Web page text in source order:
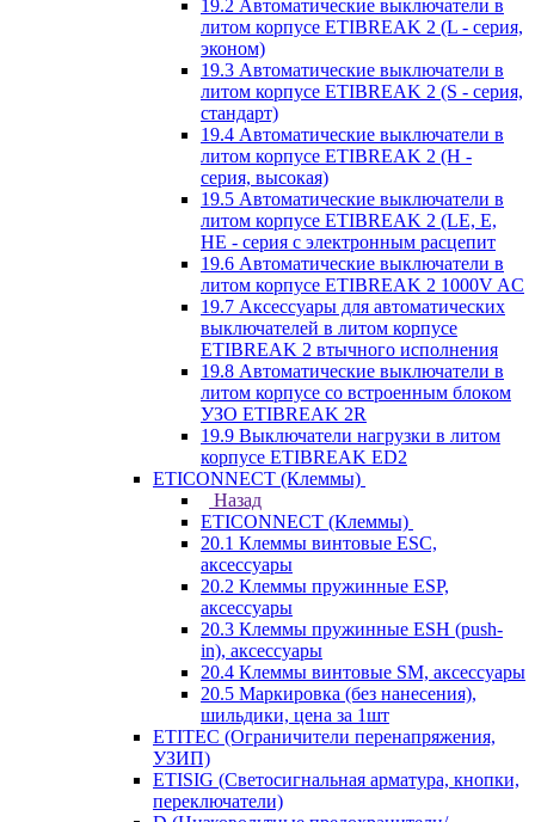
19.2 Автоматические выключатели в
литом корпусе ETIBREAK 2 (L - серия,
эконом)
19.3 Автоматические выключатели в
литом корпусе ETIBREAK 2 (S - серия,
стандарт)
19.4 Автоматические выключатели в
литом корпусе ETIBREAK 2 (H -
серия, высокая)
19.5 Автоматические выключатели в
литом корпусе ETIBREAK 2 (LE, E,
HE - серия с электронным расцепит
19.6 Автоматические выключатели в
литом корпусе ETIBREAK 2 1000V AC
19.7 Аксессуары для автоматических
выключателей в литом корпусе
ETIBREAK 2 втычного исполнения
19.8 Автоматические выключатели в
литом корпусе со встроенным блоком
УЗО ETIBREAK 2R
19.9 Выключатели нагрузки в литом
корпусе ETIBREAK ED2
ETICONNECT (Клеммы)
Назад
ETICONNECT (Клеммы)
20.1 Клеммы винтовые ESC,
аксессуары
20.2 Клеммы пружинные ESP,
аксессуары
20.3 Клеммы пружинные ESH (push-
in), аксессуары
20.4 Клеммы винтовые SM, аксессуары
20.5 Маркировка (без нанесения),
шильдики, цена за 1шт
ETITEC (Ограничители перенапряжения,
УЗИП)
ETISIG (Светосигнальная арматура, кнопки,
переключатели)